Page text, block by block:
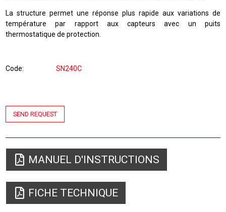
La structure permet une réponse plus rapide aux variations de
température par rapport aux capteurs avec un puits
thermostatique de protection.
Code SN240C
SEND REQUEST
MANUEL D'INSTRUCTIONS
FICHE TECHNIQUE